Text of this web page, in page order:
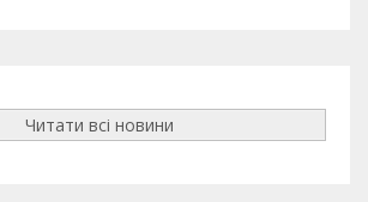
Читати всі новини